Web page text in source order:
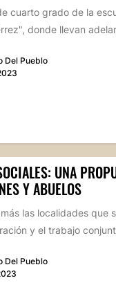
cuarto grado de la
donde llevan
Del Pueblo
UNA
Y ABUELOS
las localidades que
y el trabajo
Del Pueblo